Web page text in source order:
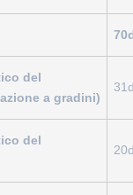
del
a gradini)
del